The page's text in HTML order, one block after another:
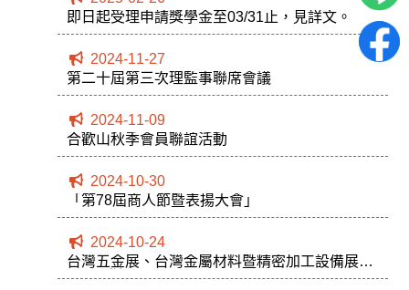
即日起受理申請獎學金至03/31止，見詳文。
2024-11-27
第二十屆第三次理監事聯席會議
2024-11-09
合歡山秋季會員聯誼活動
2024-10-30
「第78屆商人節暨表揚大會」
2024-10-24
台灣五金展、台灣金屬材料暨精密加工設備展
10/23登場